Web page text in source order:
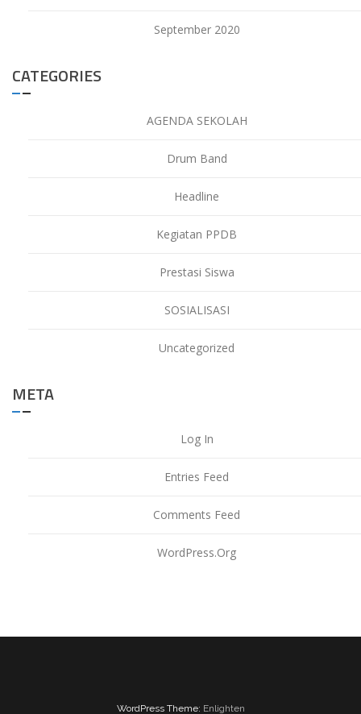
September 2020
CATEGORIES
AGENDA SEKOLAH
Drum Band
Headline
Kegiatan PPDB
Prestasi Siswa
SOSIALISASI
Uncategorized
META
Log In
Entries Feed
Comments Feed
WordPress.org
WordPress Theme: Enlighten